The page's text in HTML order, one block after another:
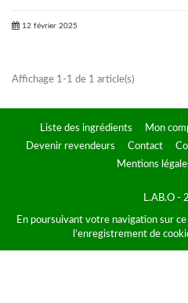
12 février 2025
Affichage 1-1 de 1 article(s)
Liste des ingrédients Mon
Devenir revendeurs
Contact
Mentions
L.AB.O -
En poursuivant votre navigation sur
l’enregistrement de